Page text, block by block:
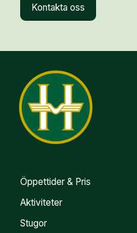
Kontakta oss
Öppettider & Pris
Aktiviteter
Stugor